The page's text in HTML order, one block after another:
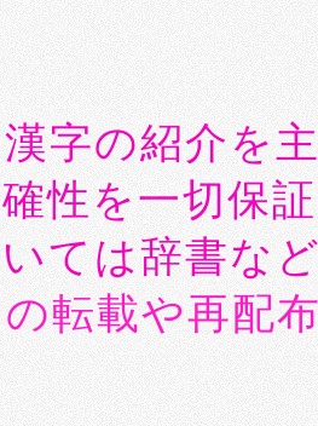
字の紹介を
性を一切保
ては辞書な
転載や再配